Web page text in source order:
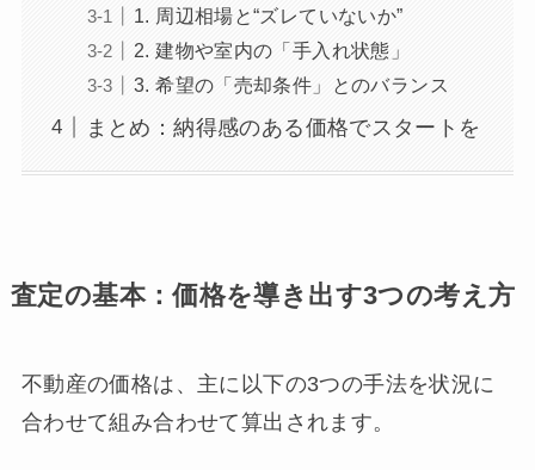
1. 周辺相場と“ズレていないか”
2. 建物や室内の「手入れ状態」
3. 希望の「売却条件」とのバランス
まとめ：納得感のある価格でスタートを
査定の基本：価格を導き出す3つの考え方
不動産の価格は、主に以下の3つの手法を状況に
合わせて組み合わせて算出されます。